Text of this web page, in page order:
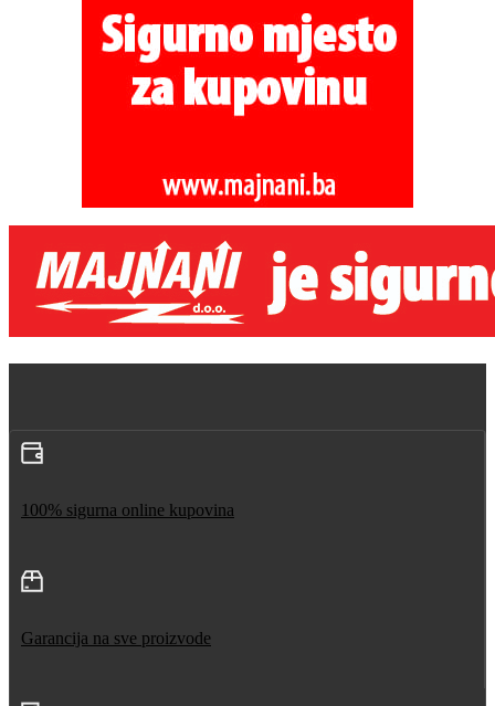
100% sigurna online kupovina
Garancija na sve proizvode